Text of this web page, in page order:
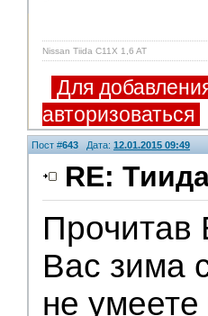
Nissan Tiida C11X 1,6 AT
Для
авторизоваться
Пост #643 Дата: 12.01.2015 09:49
RE:
Прочитав
Вас зима
не